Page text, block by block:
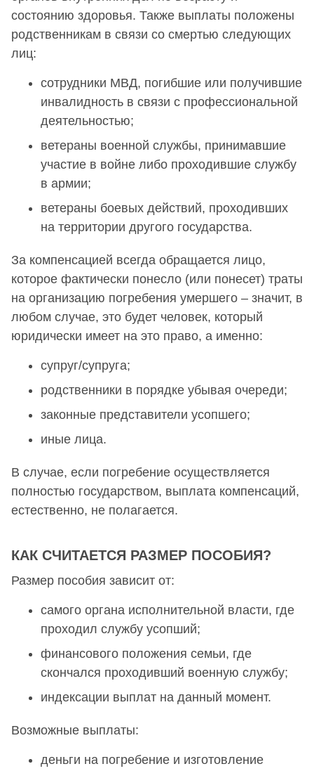
состоянию здоровья. Также выплаты положены
родственникам в связи со смертью следующих
лиц:
сотрудники МВД, погибшие или получившие
инвалидность в связи с профессиональной
деятельностью;
ветераны военной службы, принимавшие
участие в войне либо проходившие службу
в армии;
ветераны боевых действий, проходивших
на территории другого государства.
За компенсацией всегда обращается лицо,
которое фактически понесло (или понесет) траты
на организацию погребения умершего – значит, в
любом случае, это будет человек, который
юридически имеет на это право, а именно:
супруг/супруга;
родственники в порядке убывая очереди;
законные представители усопшего;
иные лица.
В случае, если погребение осуществляется
полностью государством, выплата компенсаций,
естественно, не полагается.
КАК СЧИТАЕТСЯ РАЗМЕР ПОСОБИЯ?
Размер пособия зависит от:
самого органа исполнительной власти, где
проходил службу усопший;
финансового положения семьи, где
скончался проходивший военную службу;
индексации выплат на данный момент.
Возможные выплаты:
деньги на погребение и изготовление